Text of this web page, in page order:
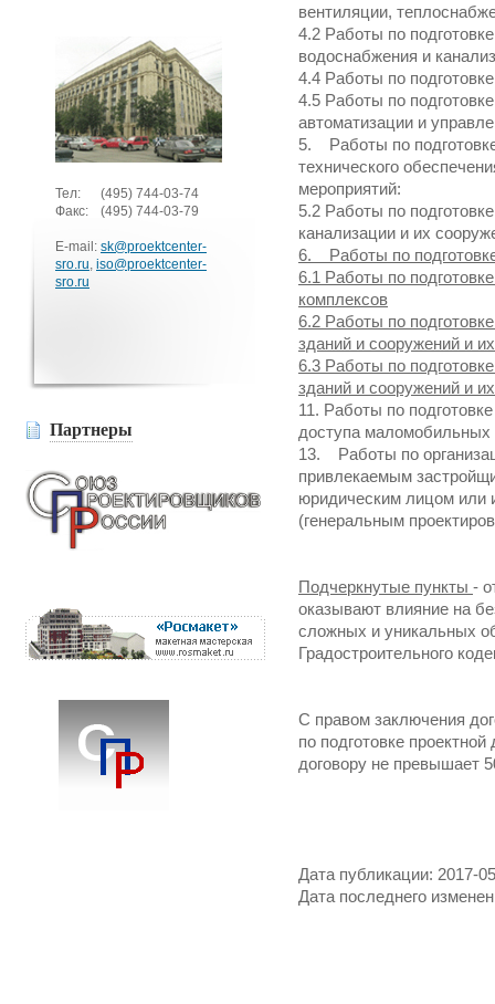
Тел: (495) 744-03-74
Факс:
(495) 744-03-79
E-mail: sk@proektcenter-
sro.ru, iso@proektcenter-
sro.ru
Партнеры
вентиляции,
4.2 Работы по
водоснабжения и
4.4 Работы по
4.5 Работы по
автоматизации и
5. Работы по
технического
мероприятий:
5.2 Работы по
канализации и их
6. Работы по
6.1 Работы по
комплексов
6.2 Работы по
зданий и сооружений и
6.3 Работы по
зданий и сооружений и
11. Работы по
доступа маломобильных
13. Работы по
привлекаемым
юридическим лицом или
(генеральным
Подчеркнутые пункты -
оказывают влияние на
сложных и уникальных
Градостроительного
С правом заключения
по подготовке
договору не превышает
Дата публикации: 2017-
Дата последнего